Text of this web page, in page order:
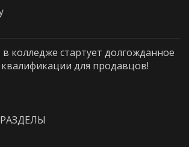
в колледже стартует долгожданное
для продавцов!